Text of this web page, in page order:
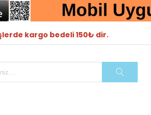
kargo bedeli 150₺ dir.